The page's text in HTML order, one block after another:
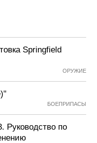
Springfield
ОРУЖИЕ
БОЕПРИПАСЫ
Руководство по